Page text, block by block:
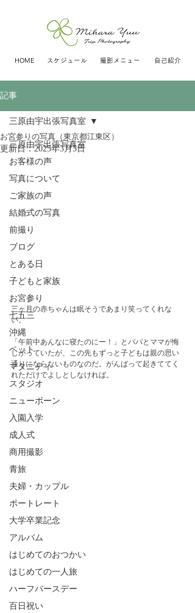
HOME スケジュール 撮影メニュー 自己紹介
記事
三原由宇出張写真室
お客様の声
写真について
ご家族の声
結婚式の写真
前撮り
ブログ
とある日
子どもと家族
お宮参り
七五三
沖縄
ペット
マタニティ
スタジオ
ニューボーン
入園入学
成人式
商用撮影
青旅
夫婦・カップル
ポートレート
大学卒業記念
アルバム
はじめてのおつかい
はじめての一人旅
ハーフバースデー
百日祝い
三原由宇出張写真室
お宮参りの写真（東京都江東区）
更新日：2025年3月5日
三ヶ月の赤ちゃんは眠そうであまり笑ってくれな
い。
「午前中あんなに寝たのにー！」とパパとママが悔
しがっていたが、この先もずっと子どもは親の思い
通りにならないものなのだ。がんばって起きててく
れただけでよしとしなければ。